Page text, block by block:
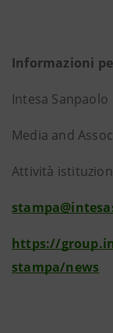
Informazioni
Intesa Sanpaolo
Media and
Attività
https://
stampa/news